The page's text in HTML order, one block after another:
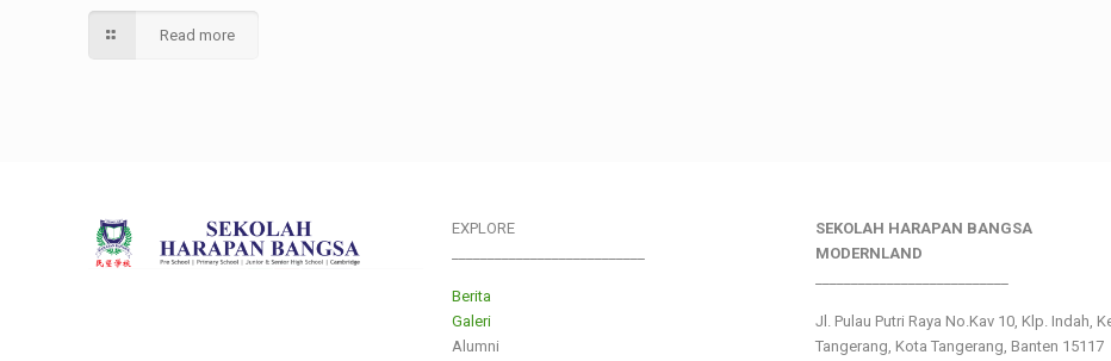
Read more
EXPLORE
Berita
Galeri
Alumni
SEKOLAH HARAPAN BANGSA
MODERNLAND
Jl. Pulau Putri Raya No.Kav 10, Klp. Indah,
Tangerang, Kota Tangerang, Banten 15117